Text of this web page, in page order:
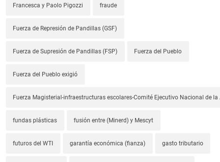
Francesca y Paolo Pigozzi fraude
Fuerza de Represión de Pandillas (GSF)
Fuerza de Supresión de Pandillas (FSP) Fuerza del Pueblo
Fuerza del Pueblo exigió
Fuerza Magisterial-infraestructuras escolares-Comité Ejecutivo Nacional de la
fundas plásticas fusión entre (Minerd) y Mescyt
futuros del WTI garantía económica (fianza) gasto tributario